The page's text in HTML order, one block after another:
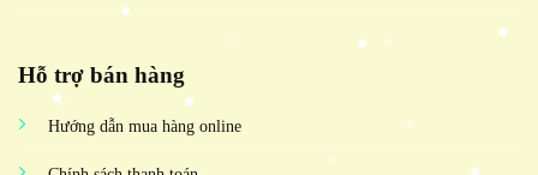
Hỗ trợ bán hàng
Hướng dẫn mua hàng online